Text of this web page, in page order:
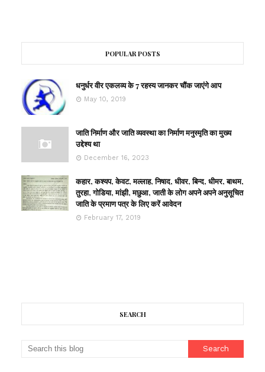
POPULAR POSTS
धनुर्धर वीर एकलव्य के 7 रहस्य जानकर चौंक जाएंगे आप
May 10, 2019
जाति निर्माण और जाति व्यवस्था का निर्माण मनुस्मृति का मुख्य
उद्देश्य था
December 16, 2023
कहार, कश्यप, केवट, मल्लाह, निषाद, धीवर, बिन्द, धीमर, बाथम,
तुरहा, गोडिया, मांझी, मछुआ, जाती के लोग अपने अपने अनुसूचित
जाति के प्रमाण पत्र के लिए करें आवेदन
February 17, 2019
SEARCH